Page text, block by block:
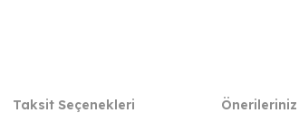
Taksit Seçenekleri Önerileriniz